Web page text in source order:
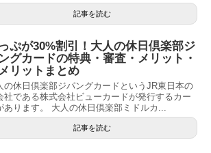
記事を読む
ぷが30%割引！大人の休日倶楽部ジ
グカードの特典・審査・メリット・
リットまとめ
の休日倶楽部ジパングカードというJR東日本の
社である株式会社ビューカードが発行するカー
あります。 大人の休日倶楽部ミドルカ...
記事を読む